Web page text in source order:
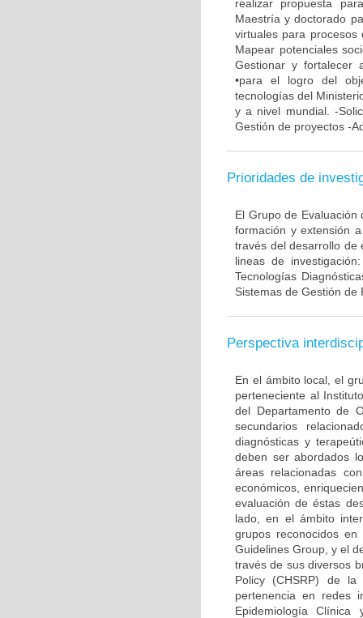
realizar propuesta
Maestría y doctorado
virtuales para procesos
Mapear potenciales
Gestionar y fortalecer
•para el logro del
tecnologías del
y a nivel mundial. -
Gestión de proyectos -
Prioridades de
El Grupo de Evaluación
formación y extensión
través del desarrollo de
lineas de
Tecnologías
Sistemas de Gestión de
Perspectiva
En el ámbito local, el
perteneciente al
del Departamento de
secundarios
diagnósticas y
deben ser abordados
áreas relacionadas
económicos,
evaluación de éstas
lado, en el ámbito
grupos reconocidos
Guidelines Group, y el
través de sus diversos
Policy (CHSRP) de
pertenencia en redes
Epidemiología